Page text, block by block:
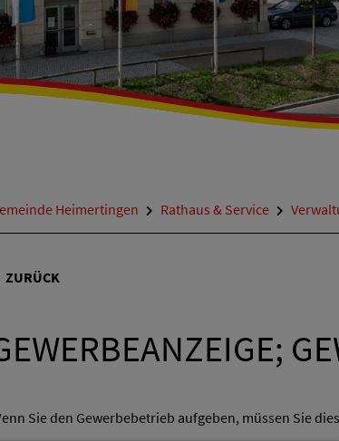
Heimertingen Rathaus & Service
ZURÜCK
Sie den Gewerbebetrieb aufgeben, müssen Sie